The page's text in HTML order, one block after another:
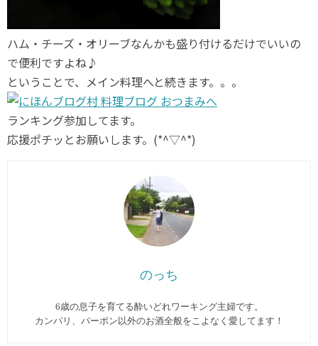
ハム・チーズ・オリーブなんかも盛り付けるだけでいいの
で便利ですよね♪
ということで、メイン料理へと続きます。。。
ランキング参加してます。
応援ポチッとお願いします。(*^▽^*)
のっち
6歳の息子を育てる酔いどれワーキング主婦です。
カンパリ、バーボン以外のお酒全般をこよなく愛してます︎！